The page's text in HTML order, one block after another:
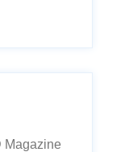
Magazine